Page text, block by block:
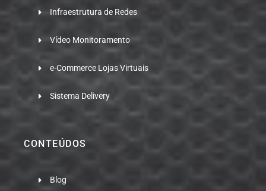
Infraestrutura de Redes
Vídeo Monitoramento
e-Commerce Lojas Virtuais
Sistema Delivery
CONTEÚDOS
Blog